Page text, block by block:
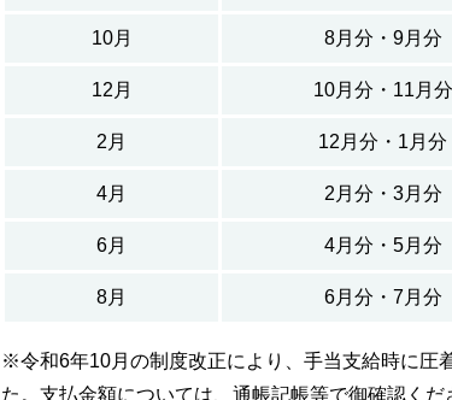
10月 8月分・9月分
12月 10月分・11月分
2月 12月分・1月分
4月 2月分・3月分
6月 4月分・5月分
8月 6月分・7月分
※令和6年10月の制度改正により、手当支給時に圧
た。支払金額については、通帳記帳等で御確認く